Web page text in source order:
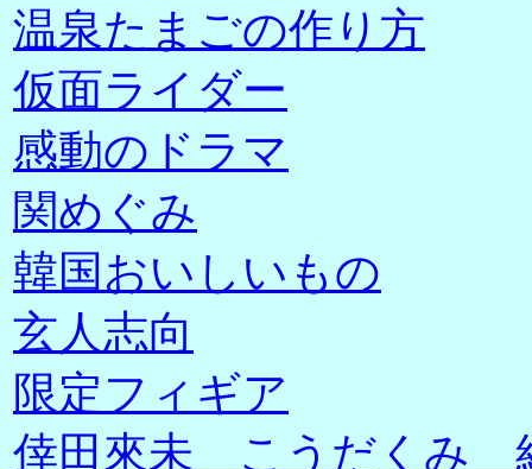
温泉たまごの作り方
仮面ライダー
感動のドラマ
関めぐみ
韓国おいしいもの
玄人志向
限定フィギア
倖田來未 こうだくみ